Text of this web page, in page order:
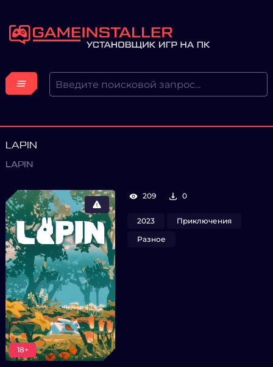
LAPIN
LAPIN
18+
209 0
2023
Приключения
Разное